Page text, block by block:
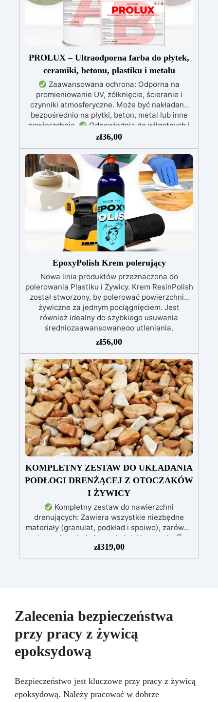
PROLUX – Ultraodporna farba do płytek,
ceramiki, betonu, plastiku i metalu
Zaawansowana ochrona: Odporna na
promieniowanie UV, żółknięcie, ścieranie i
czynniki atmosferyczne. Może być nakładana
bezpośrednio na płytki, beton, metal lub inne
powierzchnie.
Odpowiednia do wilgotnych i
intensywnie użytkowanych miejsc: Specjalna
formuła, idealna do środowisk wymagających
najwyższej trwałości.
Wszechstronne i
personalizowane wykończenie: Dostępna w
kolorystyce RAL lub NCS, z wykończeniem w
połysku. Kryjąca już przy jednej warstwie.
Uniwersalna: Doskonała do podłóg, parkingów,
magazynów oraz do powłok na odpowiednio
przygotowanej stali.
Zgodność i
bezpieczeństwo: Zgodna z Rozporządzeniem
UE nr 305/2011 – Rozporządzeniem UE nr
574/2014 – Oznakowanie CE zgodnie z normą
EN 1504-2 oraz odpowiednią Deklaracją
Właściwości Użytkowych (DoP).
zł36,00
EpoxyPolish Krem polerujący
Nowa linia produktów przeznaczona do
polerowania Plastiku i Żywicy. Krem ResinPolish
został stworzony, by polerować powierzchnie
żywiczne za jednym pociągnięciem. Jest
również idealny do szybkiego usuwania
średniozaawansowanego utleniania,
delikatnych zadrapań, skaz i innych drobnych
defektów na żywicznej powierzchni. Ten krem
usuwa defekty pozostawione przez środki
ścierne o ziarnistości P1500 lub mniejszej i
pozostawia wspaniałe wykończenie
pozbawione niedoskonałości nawet na
ciemniejszych żelkotach, które mogą sprawiać
więcej trudności.
zł56,00
KOMPLETNY ZESTAW DO UKŁADANIA
PODŁOGI DRENŻĄCEJ Z OTOCZAKÓW
I ŻYWICY
Kompletny zestaw do nawierzchni
drenujących: Zawiera wszystkie niezbędne
materiały (granulat, podkład i spoiwo), zarówno
do powierzchni pieszych, jak i jezdnych.
Łatwy w aplikacji: Szczegółowe instrukcje
zapewniają doskonałe rezultaty, nawet bez
naprawczych, w zaledwie 24 godziny.
Wszechstronny i personalizowany: Nadaje się
do betonu, cementu, starych nawierzchni i
ziemi utwardzonej (po wcześniejszej
konsultacji).
Żywice odporne na upływ
czasu: Nowoczesne żywice gwarantują
przez wiele lat.
zł319,00
Zalecenia bezpieczeństwa
przy pracy z żywicą
epoksydową
Bezpieczeństwo jest kluczowe przy pracy z żywicą
epoksydową. Należy pracować w dobrze